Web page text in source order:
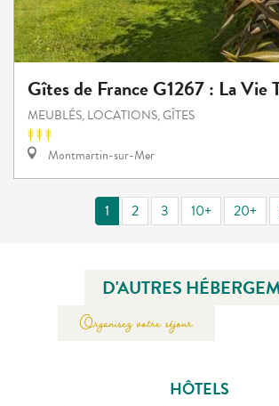
Gîtes de France G1267 : La Vie
MEUBLÉS, LOCATIONS, GÎTES
Montmartin-sur-Mer
1 2 3 10+ 20+
D'AUTRES
Organisez votre séjour
HÔTELS